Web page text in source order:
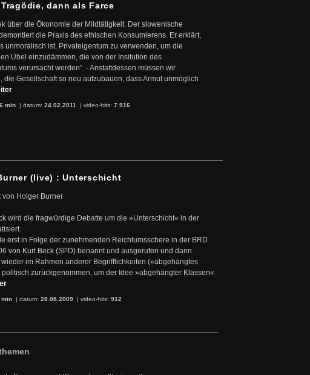
dann als Farce
über die Ökonomie der Mildtätigkeit. Der slowenische
die Praxis des ethischen Konsumierens. Er erklärt,
unmoralisch ist, Privateigentum zu verwenden, um die
Übel einzudämmen, die von der Insitution des
verursacht werden". - Anstattdessen müssen wir
die Gesellschaft so neu aufzubauen, dass Armut unmöglich
min | datum: 24.02.2011 | video-hits: 7.916
(live) : Unterschicht
von Holger Burner
wird die fragwürdige Debatte um die »Unterschicht« in der
erst in Folge der zunehmenden Reichtumsschere in der BRD
von Kurt Beck (SPD) benannt und ausgerufen und dann
im Rahmen anderer Begrifflichkeiten (»abgehängtes
politisch zurückgenommen, um der Idee »abgehängter Klassen«
min | datum: 28.08.2009 | video-hits: 912